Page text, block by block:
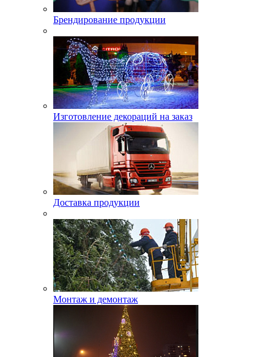
Брендирование продукции
Изготовление декораций на заказ
Доставка продукции
Монтаж и демонтаж